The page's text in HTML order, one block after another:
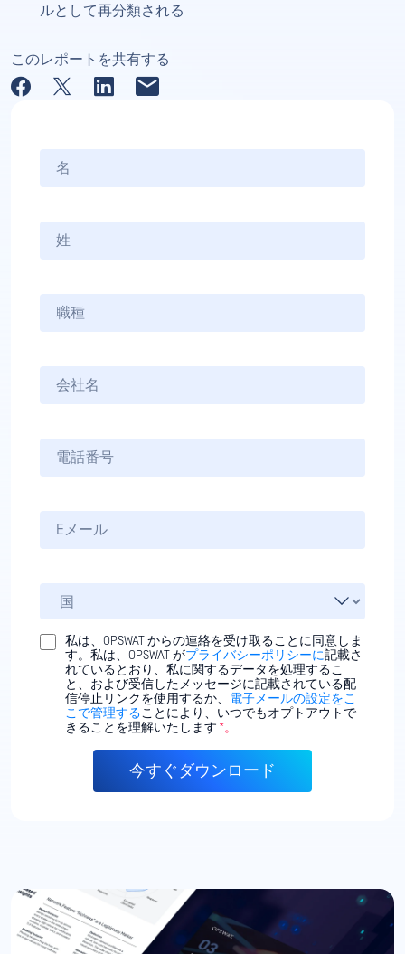
ルとして再分類される
このレポートを共有する
私は、OPSWAT からの連絡を受け取ることに同意しま
す。私は、OPSWAT がプライバシーポリシーに記載さ
れているとおり、私に関するデータを処理するこ
と、および受信したメッセージに記載されている配
信停止リンクを使用するか、 電子メールの設定をこ
こで管理することにより、いつでもオプトアウトで
きることを理解いたします *。